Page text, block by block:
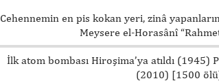
Cehennemin en pis kokan yeri, zinâ
Meysere el-Horasânî
İlk atom bombası Hiroşima’ya atıldı (1945)
(2010) [1500